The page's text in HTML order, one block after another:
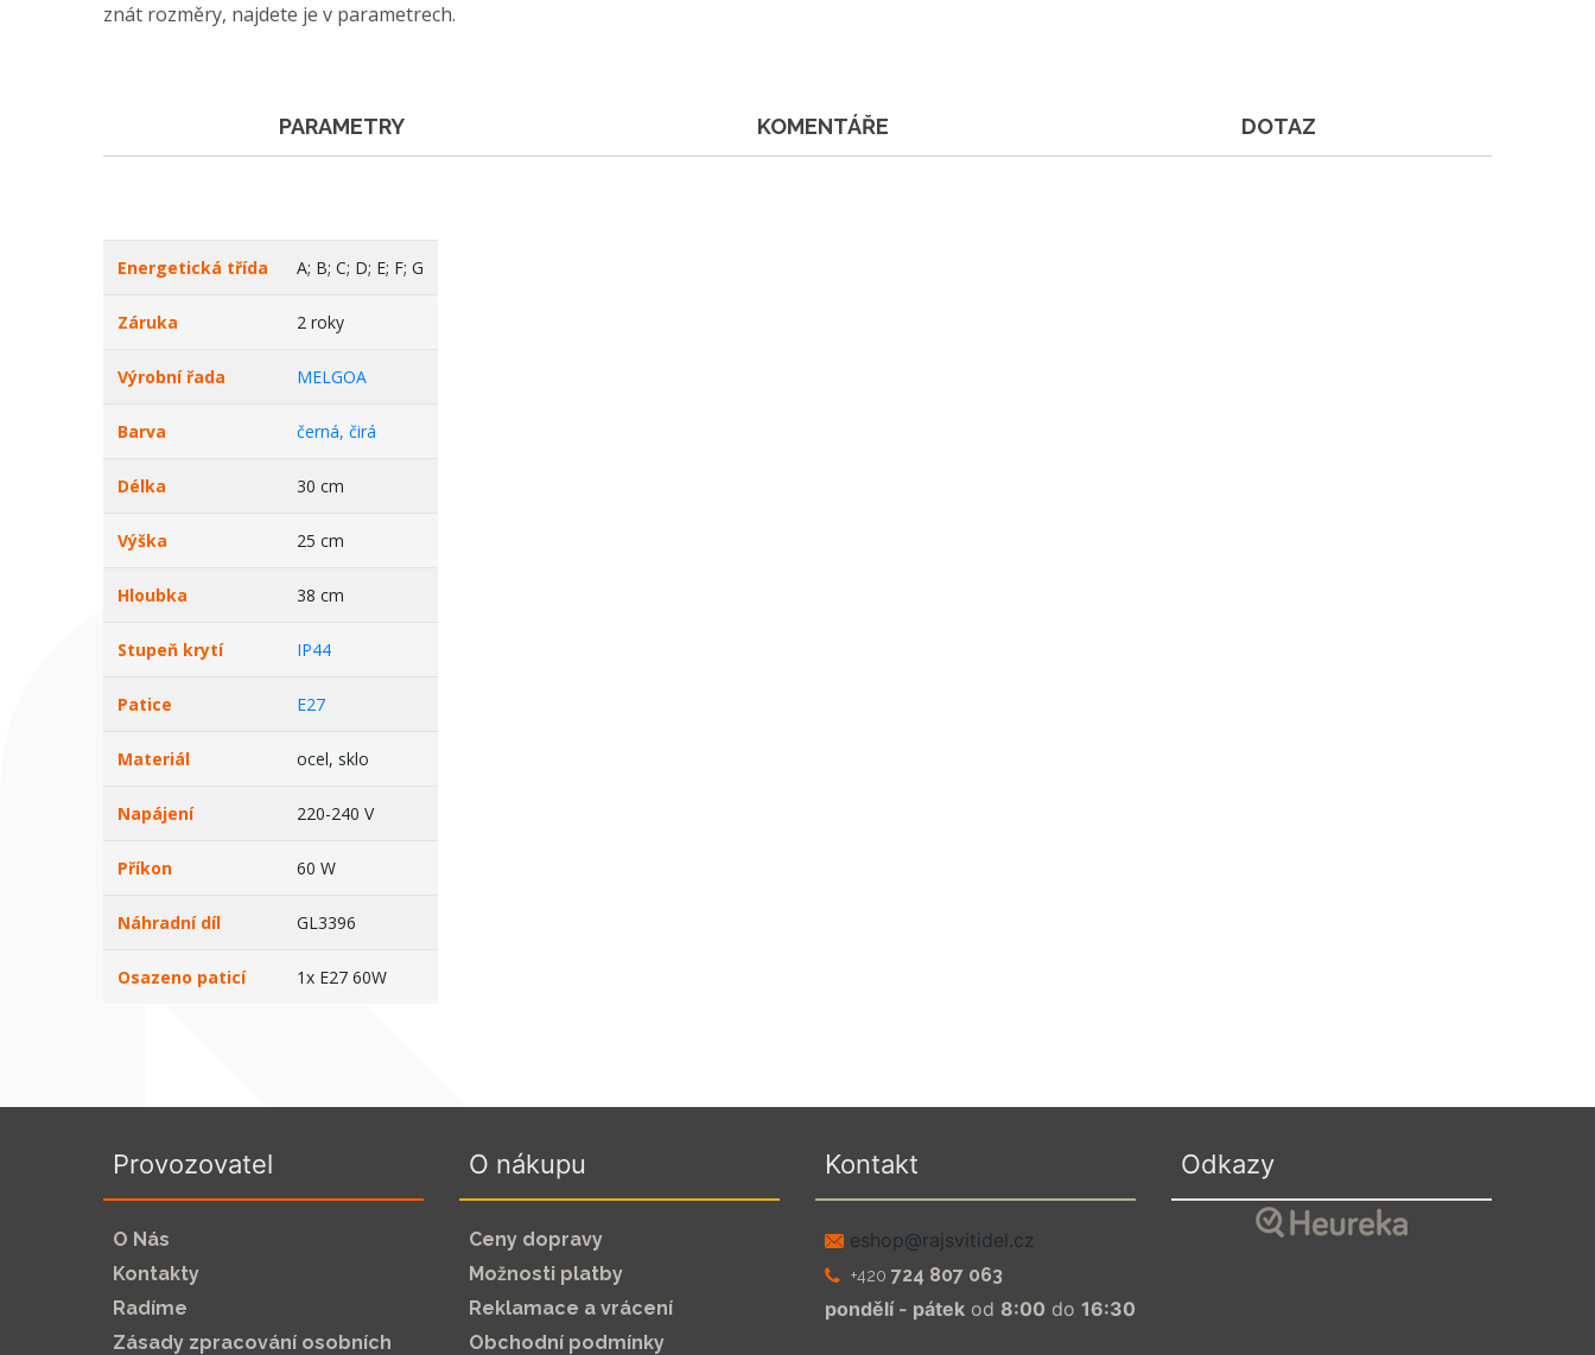
znát rozměry, najdete je v parametrech.
PARAMETRY KOMENTÁŘE DOTAZ
Energetická třída A; B; C; D; E; F; G
Záruka 2 roky
Výrobní řada MELGOA
Barva černá, čirá
Délka 30 cm
Výška 25 cm
Hloubka 38 cm
Stupeň krytí IP44
Patice E27
Materiál ocel, sklo
Napájení 220-240 V
Příkon 60 W
Náhradní díl GL3396
Osazeno paticí 1x E27 60W
Provozovatel
O Nás
Kontakty
Radíme
Zásady zpracování osobních
O nákupu
Ceny dopravy
Možnosti platby
Reklamace a vrácení
Obchodní podmínky
Kontakt
zc.leditivsjar@pohse
+420 724 807 063
pondělí - pátek od 8:00 do 16:30
Odkazy